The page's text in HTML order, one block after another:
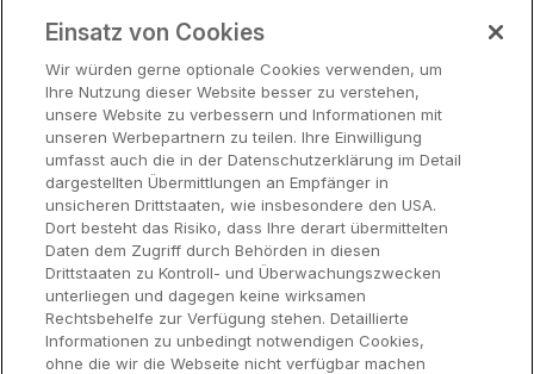
Preise
Partner
Hilfe
Funktionen
Hardware
Über Uns
Einsatz von Cookies
Wir würden gerne optionale Cookies verwenden, um
Ihre Nutzung dieser Website besser zu verstehen,
unsere Website zu verbessern und Informationen mit
unseren Werbepartnern zu teilen. Ihre Einwilligung
umfasst auch die in der Datenschutzerklärung im Detail
dargestellten Übermittlungen an Empfänger in
unsicheren Drittstaaten, wie insbesondere den USA.
Dort besteht das Risiko, dass Ihre derart übermittelten
Daten dem Zugriff durch Behörden in diesen
Drittstaaten zu Kontroll- und Überwachungszwecken
unterliegen und dagegen keine wirksamen
Rechtsbehelfe zur Verfügung stehen. Detaillierte
Informationen zu unbedingt notwendigen Cookies,
ohne die wir die Webseite nicht verfügbar machen